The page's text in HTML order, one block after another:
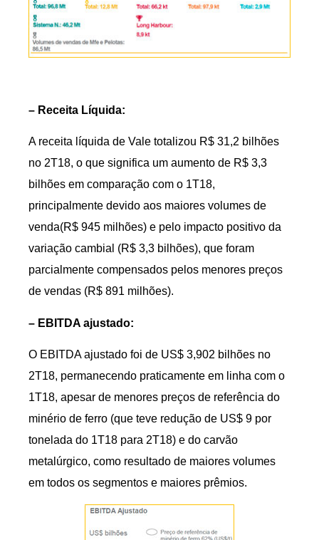
– Receita Líquida:
A receita líquida de Vale totalizou R$ 31,2 bilhões
no 2T18, o que significa um aumento de R$ 3,3
bilhões em comparação com o 1T18,
principalmente devido aos maiores volumes de
venda(R$ 945 milhões) e pelo impacto positivo da
variação cambial (R$ 3,3 bilhões), que foram
parcialmente compensados pelos menores preços
de vendas (R$ 891 milhões).
– EBITDA ajustado:
O EBITDA ajustado foi de US$ 3,902 bilhões no
2T18, permanecendo praticamente em linha com o
1T18, apesar de menores preços de referência do
minério de ferro (que teve redução de US$ 9 por
tonelada do 1T18 para 2T18) e do carvão
metalúrgico, como resultado de maiores volumes
em todos os segmentos e maiores prêmios.